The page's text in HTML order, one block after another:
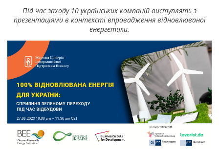
Під час заходу 10 українських компаній виступлять з
презентаціями в контексті впровадження відновлюваної
енергетики.